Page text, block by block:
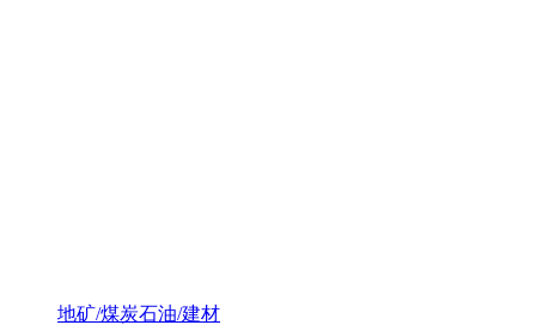
地矿/煤炭石油/建材